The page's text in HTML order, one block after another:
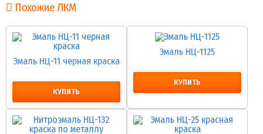
Похожие ЛКМ
Эмаль НЦ-11 черная краска
КУПИТЬ
Эмаль НЦ-1125
КУПИТЬ